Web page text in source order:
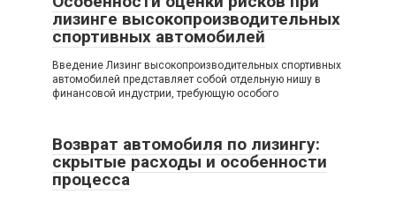
лизинге высокопроизводительных
спортивных автомобилей
Введение Лизинг высокопроизводительных спортивных
автомобилей представляет собой отдельную нишу в
финансовой индустрии, требующую особого
Возврат автомобиля по лизингу:
скрытые расходы и особенности
процесса